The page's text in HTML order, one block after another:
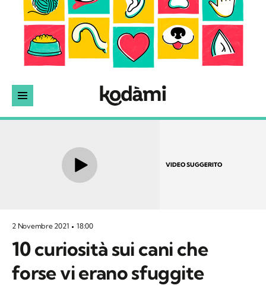
VIDEO SUGGERITO
2 Novembre 2021 18:00
10 curiosità sui cani che
forse vi erano sfuggite